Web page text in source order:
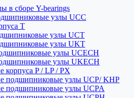
в сборе Y-bearings
узлы UCC
T
узлы UCT
узлы UKT
узлы UCECH
узлы UKECH
корпуса P / LP / PX
подшипниковые узлы UCP/ KHP
подшипниковые узлы UCPA